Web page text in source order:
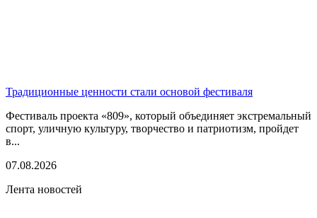
Традиционные ценности стали основой фестиваля
Фестиваль проекта «809», который объединяет экстремальный
спорт, уличную культуру, творчество и патриотизм, пройдет
в...
07.08.2026
Лента новостей